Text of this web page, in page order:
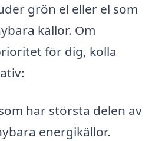
grön el eller el som
källor. Om
för dig, kolla
har största delen av
energikällor.